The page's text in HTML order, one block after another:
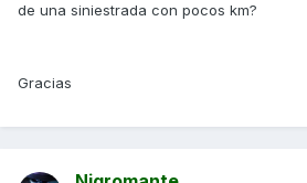
de una siniestrada con pocos km?
Gracias